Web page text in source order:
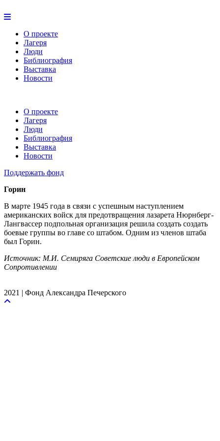
О проекте
Лагеря
Люди
Библиография
Выставка
Новости
О проекте
Лагеря
Люди
Библиография
Выставка
Новости
Поддержать фонд
Горин
В марте 1945 года в связи с успешным наступлением
американских войск для предотвращения лазарета Нюрнберг-
Лангвассер подпольная организация решила создать создать
боевые группы во главе со штабом. Одним из членов штаба
был Горин.
Источник: М.И. Семиряга Советские люди в Европейском
Сопротивлении
2021 | Фонд Александра Печерского